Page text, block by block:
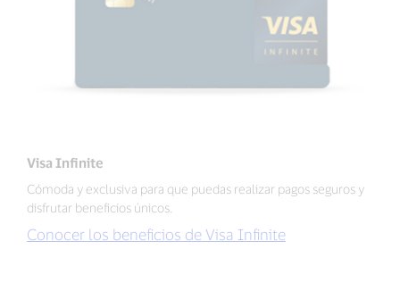
Visa Infinite
Cómoda y exclusiva para que puedas realizar pagos seguros y
disfrutar beneficios únicos.
Conocer los beneficios de Visa Infinite